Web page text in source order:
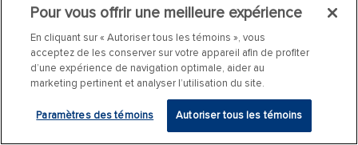
Pour vous offrir une meilleure expérience
En cliquant sur « Autoriser tous les témoins », vous
acceptez de les conserver sur votre appareil afin de profiter
d’une expérience de navigation optimale, aider au
marketing pertinent et analyser l’utilisation du site.
Paramètres des témoins Autoriser tous les témoins